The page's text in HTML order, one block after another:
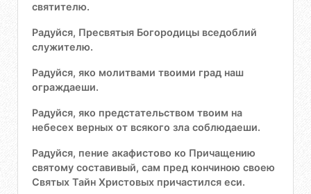
святителю.
Радуйся, Пресвятыя Богородицы вседоблий
служителю.
Радуйся, яко молитвами твоими град наш
ограждаеши.
Радуйся, яко предстательством твоим на
небесех верных от всякого зла соблюдаеши.
Радуйся, пение акафистово ко Причащению
святому составивый, сам пред кончиною своею
Святых Тайн Христовых причастился еси.